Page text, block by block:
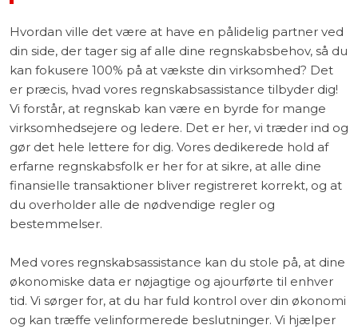
Hvordan ville det være at have en pålidelig partner ved
din side, der tager sig af alle dine regnskabsbehov, så du
kan fokusere 100% på at vækste din virksomhed? Det
er præcis, hvad vores regnskabsassistance tilbyder dig!
Vi forstår, at regnskab kan være en byrde for mange
virksomhedsejere og ledere. Det er her, vi træder ind og
gør det hele lettere for dig. Vores dedikerede hold af
erfarne regnskabsfolk er her for at sikre, at alle dine
finansielle transaktioner bliver registreret korrekt, og at
du overholder alle de nødvendige regler og
bestemmelser.
Med vores regnskabsassistance kan du stole på, at dine
økonomiske data er nøjagtige og ajourførte til enhver
tid. Vi sørger for, at du har fuld kontrol over din økonomi
og kan træffe velinformerede beslutninger. Vi hjælper